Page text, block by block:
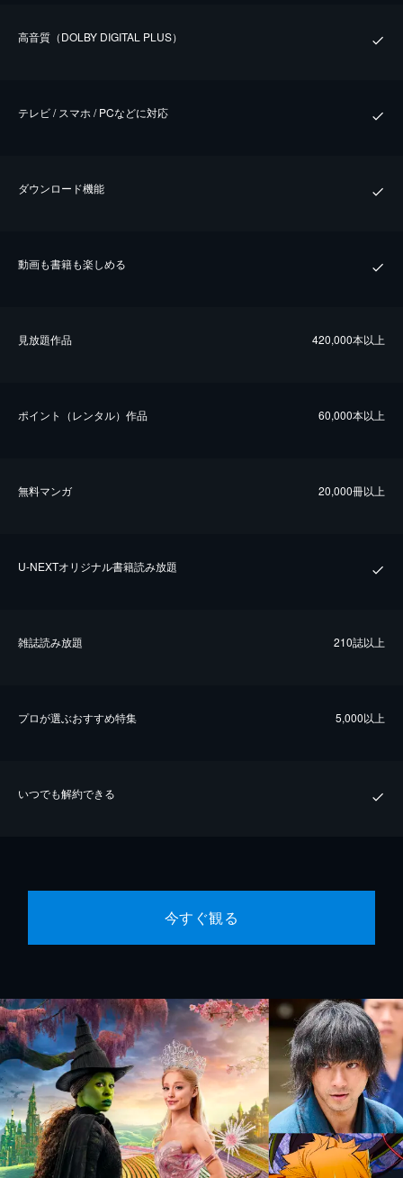
⾼⾳質（DOLBY DIGITAL PLUS）
テレビ / スマホ / PCなどに対応
ダウンロード機能
動画も書籍も楽しめる
⾒放題作品 420,000本以上
ポイント（レンタル）作品 60,000本以上
無料マンガ 20,000冊以上
U-NEXTオリジナル書籍読み放題
雑誌読み放題 210誌以上
プロが選ぶおすすめ特集 5,000以上
いつでも解約できる
今すぐ観る